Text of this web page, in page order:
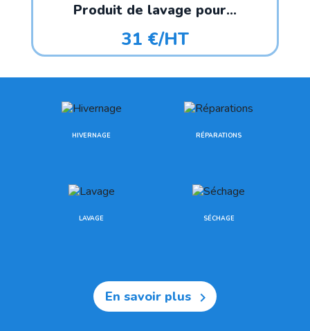
Produit de lavage pour...
31 €/HT
HIVERNAGE RÉPARATIONS
LAVAGE SÉCHAGE
En savoir plus 